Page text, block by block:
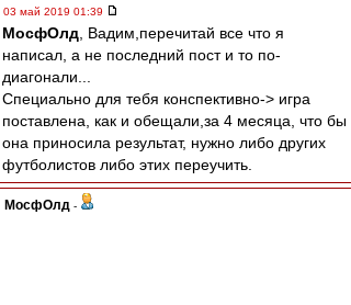
03 май 2019 01:39
МосфОлд , Вадим,перечитай все что я
написал, а не последний пост и то по-
диагонали...
Специально для тебя конспективно-> игра
поставлена, как и обещали,за 4 месяца, что бы
она приносила результат, нужно либо других
футболистов либо этих переучить.
МосфОлд -